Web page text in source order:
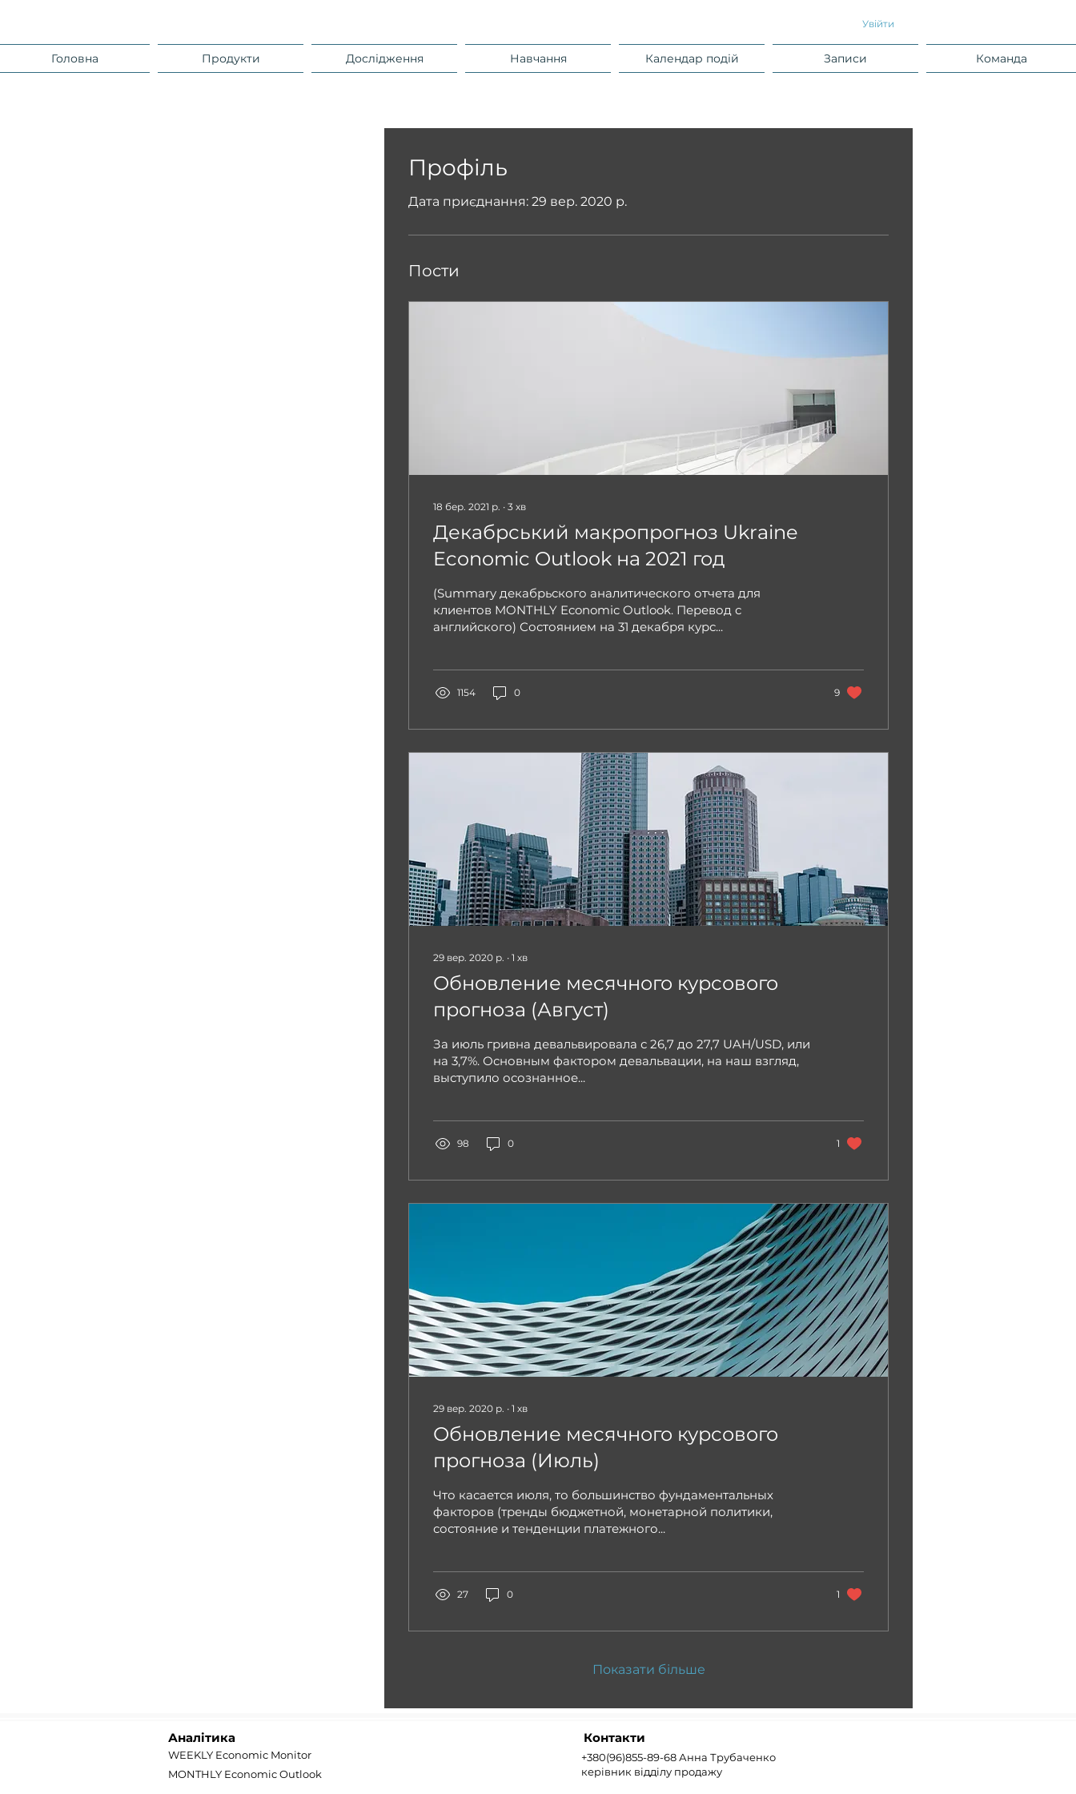
Увійти
Головна Продукти Дослідження Навчання Календар подій Записи Команда
Профіль
Дата приєднання: 29 вер. 2020 р.
Пости
18 бер. 2021 р. ∙ 3 хв
Декабрський макропрогноз Ukraine
Economic Outlook на 2021 год
(Summary декабрьского аналитического отчета для
клиентов MONTHLY Economic Outlook. Перевод с
английского) Состоянием на 31 декабря курс...
1154 0 9
29 вер. 2020 р. ∙ 1 хв
Обновление месячного курсового
прогноза (Август)
За июль гривна девальвировала с 26,7 до 27,7 UAH/USD, или
на 3,7%. Основным фактором девальвации, на наш взгляд,
выступило осознанное...
98 0 1
29 вер. 2020 р. ∙ 1 хв
Обновление месячного курсового
прогноза (Июль)
Что касается июля, то большинство фундаментальных
факторов (тренды бюджетной, монетарной политики,
состояние и тенденции платежного...
27 0 1
Показати більше
Аналітика
WEEKLY Economic Monitor
MONTHLY Economic Outlook
Контакти
+380(96)855-89-68 Анна Трубаченко
керівник відділу продажу